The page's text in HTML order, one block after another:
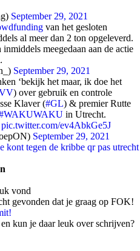
September 29, 2021
van het gesloten
al meer dan 2 ton opgeleverd.
meegedaan aan de actie
September 29, 2021
‘bekijk het maar, ik doe het
) over gebruik en controle
Klaver (#GL) & premier Rutte
in Utrecht.
pic.twitter.com/ev4AbkGe5J
September 29, 2021
kont tegen de kribbe qr pas utrecht
vond
gevonden dat je graag op FOK!
kun je daar leuk over schrijven?